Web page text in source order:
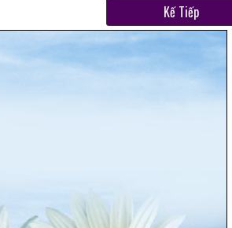
Kế Tiếp